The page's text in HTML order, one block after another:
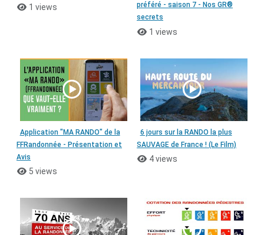
1 views
préféré - saison 7 - Nos GR®
secrets
1 views
Application "MA RANDO" de la
FFRandonnée - Présentation et
Avis
5 views
6 jours sur la RANDO la plus
SAUVAGE de France ! (Le Film)
4 views